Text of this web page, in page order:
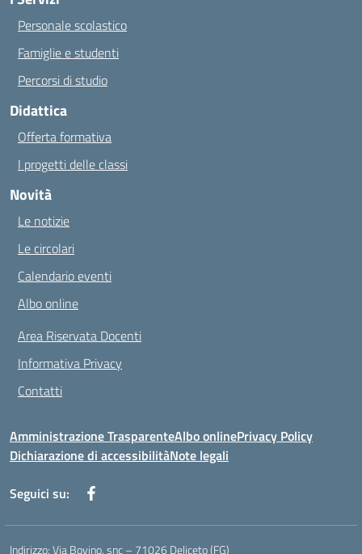
Personale scolastico
Famiglie e studenti
Percorsi di studio
Didattica
Offerta formativa
I progetti delle classi
Novità
Le notizie
Le circolari
Calendario eventi
Albo online
Area Riservata Docenti
Informativa Privacy
Contatti
Amministrazione TrasparenteAlbo onlinePrivacy Policy
Dichiarazione di accessibilitàNote legali
Seguici su:
Indirizzo:Via Bovino, snc – 71026 Deliceto (FG)